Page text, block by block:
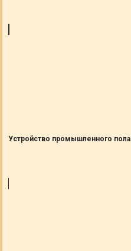
Устройство промышленного пола